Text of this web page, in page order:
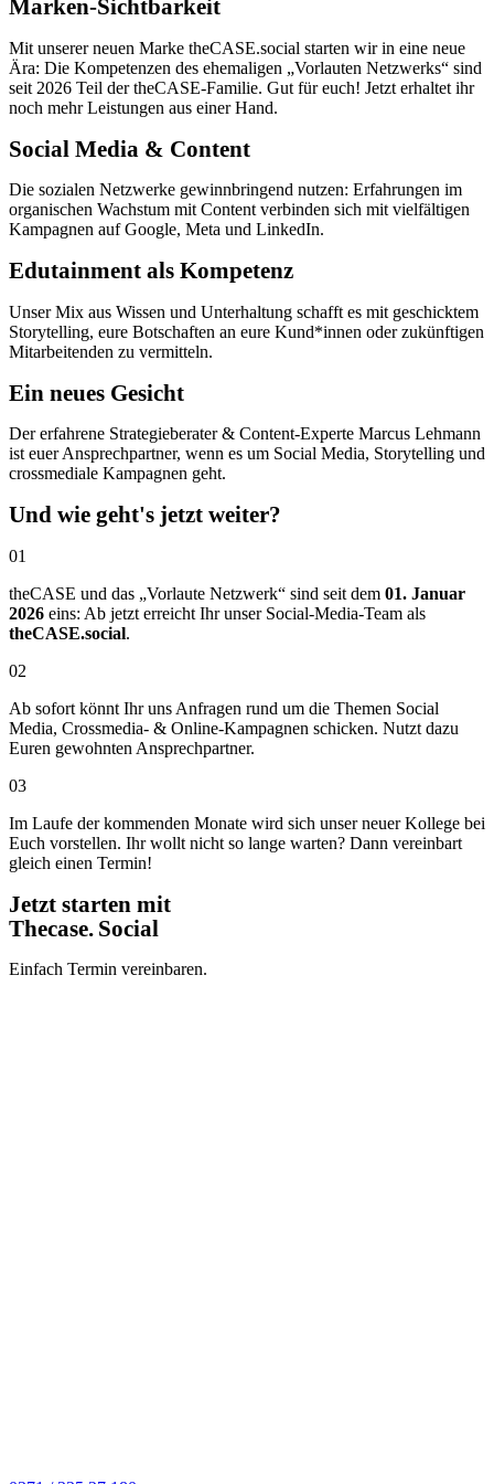
Marken-Sichtbarkeit
Mit unserer neuen Marke theCASE.social starten wir in eine neue
Ära: Die Kompetenzen des ehemaligen „Vorlauten Netzwerks“ sind
seit 2026 Teil der theCASE-Familie. Gut für euch! Jetzt erhaltet ihr
noch mehr Leistungen aus einer Hand.
Social Media & Content
Die sozialen Netzwerke gewinnbringend nutzen: Erfahrungen im
organischen Wachstum mit Content verbinden sich mit vielfältigen
Kampagnen auf Google, Meta und LinkedIn.
Edutainment als Kompetenz
Unser Mix aus Wissen und Unterhaltung schafft es mit geschicktem
Storytelling, eure Botschaften an eure Kund*innen oder zukünftigen
Mitarbeitenden zu vermitteln.
Ein neues Gesicht
Der erfahrene Strategieberater & Content-Experte Marcus Lehmann
ist euer Ansprechpartner, wenn es um Social Media, Storytelling und
crossmediale Kampagnen geht.
Und wie geht's jetzt weiter?
01
theCASE und das „Vorlaute Netzwerk“ sind seit dem 01. Januar
2026 eins: Ab jetzt erreicht Ihr unser Social-Media-Team als
theCASE.social.
02
Ab sofort könnt Ihr uns Anfragen rund um die Themen Social
Media, Crossmedia- & Online-Kampagnen schicken. Nutzt dazu
Euren gewohnten Ansprechpartner.
03
Im Laufe der kommenden Monate wird sich unser neuer Kollege bei
Euch vorstellen. Ihr wollt nicht so lange warten? Dann vereinbart
gleich einen Termin!
Jetzt starten mit
Thecase. Social
Einfach Termin vereinbaren.